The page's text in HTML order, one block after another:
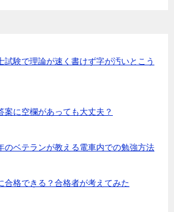
試験で理論が速く書けず字が汚いとこう
案に空欄があっても大丈夫？
のベテランが教える電車内での勉強方法
合格できる？合格者が考えてみた